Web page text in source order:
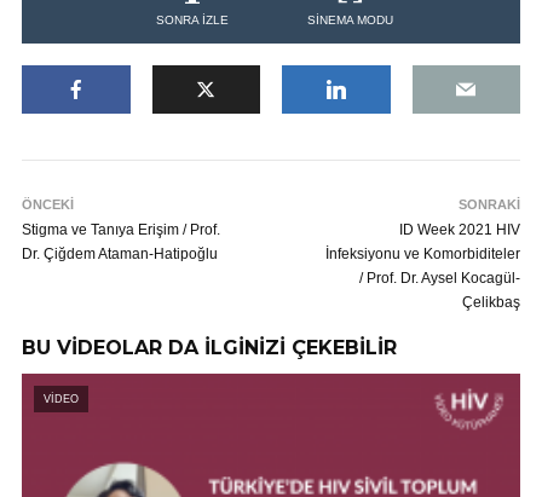
SONRA İZLE SİNEMA MODU
ÖNCEKİ
Stigma ve Tanıya Erişim / Prof.
Dr. Çiğdem Ataman-Hatipoğlu
SONRAKİ
ID Week 2021 HIV
İnfeksiyonu ve Komorbiditeler
/ Prof. Dr. Aysel Kocagül-
Çelikbaş
BU VİDEOLAR DA İLGİNİZİ ÇEKEBİLİR
VİDEO